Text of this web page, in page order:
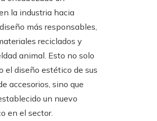
la industria hacia
más responsables,
reciclados y
animal. Esto no solo
el diseño estético de sus
accesorios, sino que
un nuevo
en el sector.